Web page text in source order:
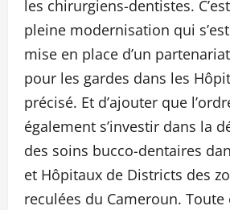
les chirurgiens-dentistes.
pleine modernisation qui
mise en place d’un
pour les gardes dans les
précisé. Et d’ajouter que
également s’investir dans la
des soins bucco-dentaires
et Hôpitaux de Districts des
reculées du Cameroun. Toute